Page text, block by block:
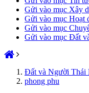
Gửi vào mục Xây
Gửi vào mục Hoạt
Gửi vào mục
Gửi vào mục Đất
Đất và Người Thái
phong phu